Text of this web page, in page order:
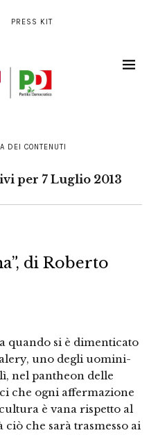
PRESS KIT
DEI CONTENUTI
per 7 Luglio 2013
di Roberto
quando si è dimenticato
uno degli uomini-
nel pantheon delle
che ogni affermazione
è vana rispetto al
che sarà trasmesso ai